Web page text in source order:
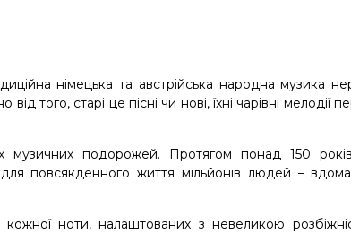
німецька та австрійська народна музика
старі це пісні чи нові, їхні чарівні мелодії
музичних подорожей. Протягом понад 150
повсякденного життя мільйонів людей –
ноти, налаштованих з невеликою